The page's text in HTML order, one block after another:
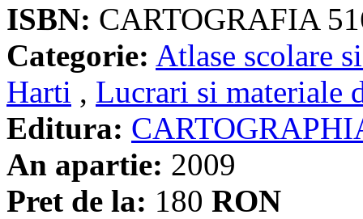
ISBN: CARTOGRAFIA
Categorie: Atlase scolare
Harti , Lucrari si materiale
Editura:
An apartie: 2009
Pret de la: 180 RON